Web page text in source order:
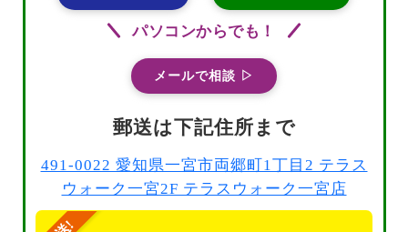
パソコンからでも！
メールで相談 ▷
郵送は下記住所まで
491-0022 愛知県一宮市両郷町1丁目2 テラス
ウォーク一宮2F テラスウォーク一宮店